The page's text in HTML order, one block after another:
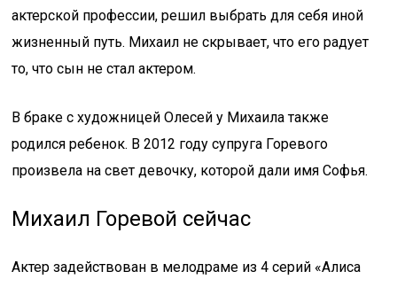
актерской профессии, решил выбрать для себя иной
жизненный путь. Михаил не скрывает, что его радует
то, что сын не стал актером.
В браке с художницей Олесей у Михаила также
родился ребенок. В 2012 году супруга Горевого
произвела на свет девочку, которой дали имя Софья.
Михаил Горевой сейчас
Актер задействован в мелодраме из 4 серий «Алиса